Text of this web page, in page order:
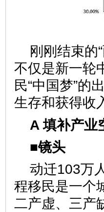
刚刚结束的
不仅是新一轮
民“中国梦”的
生存和获得收
A 填补产
■镜头
动迁103万
程移民是一个
二产虚、三产